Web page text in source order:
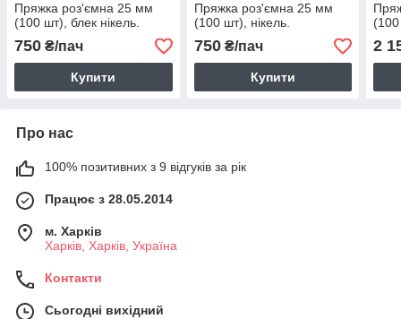
Пряжка роз'ємна 25 мм
(100 шт), блек нікель.
750 ₴/пач
Купити
Пряжка роз'ємна 25 мм
(100 шт), нікель.
750₴/пач
Купити
2
Про нас
100% позитивних з 9 відгуків за рік
Працює з 28.05.2014
м. Харків
Харків, Харків, Україна
Контакти
Сьогодні вихідний